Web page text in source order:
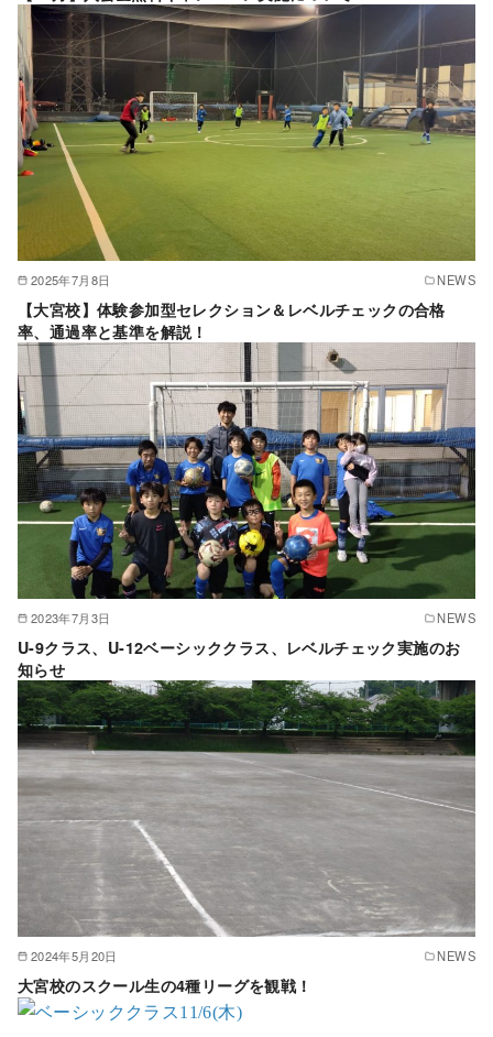
2025年7月8日 NEWS
【大宮校】体験参加型セレクション＆レベルチェックの合格
率、通過率と基準を解説！
2023年7月3日 NEWS
U-9クラス、U-12ベーシッククラス、レベルチェック実施のお
知らせ
2024年5月20日 NEWS
大宮校のスクール生の4種リーグを観戦！